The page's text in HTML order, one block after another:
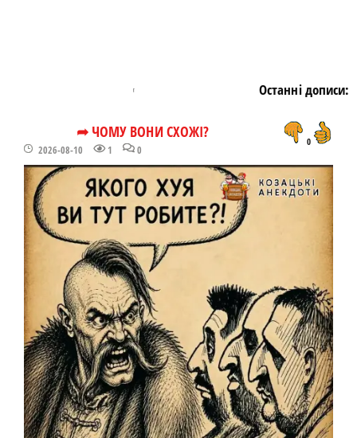
Останні дописи:
➦ ЧОМУ ВОНИ СХОЖІ?
2026-08-10 1 0
0